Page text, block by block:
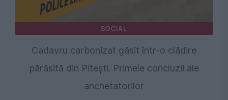
SOCIAL
Cadavru carbonizat găsit într-o clădire
părăsită din Pitești. Primele concluzii ale
anchetatorilor